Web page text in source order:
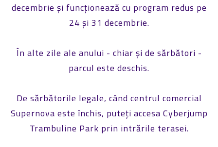
decembrie și funcționează cu program redus pe
24 și 31 decembrie.
În alte zile ale anului - chiar și de sărbători -
parcul este deschis.
De sărbătorile legale, când centrul comercial
Supernova este închis, puteți accesa Cyberjump
Trambuline Park prin intrările terasei.